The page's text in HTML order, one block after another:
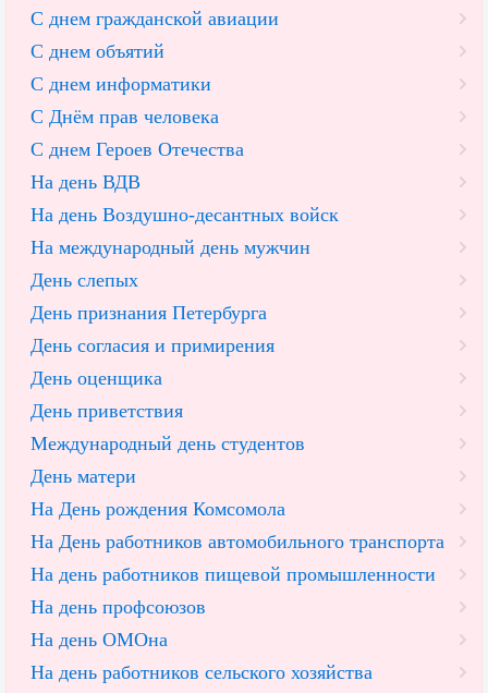
С днем гражданской авиации
С днем объятий
С днем информатики
С Днём прав человека
С днем Героев Отечества
На день ВДВ
На день Воздушно-десантных войск
На международный день мужчин
День слепых
День признания Петербурга
День согласия и примирения
День оценщика
День приветствия
Международный день студентов
День матери
На День рождения Комсомола
На День работников автомобильного транспорта
На день работников пищевой промышленности
На день профсоюзов
На день ОМОна
На день работников сельского хозяйства